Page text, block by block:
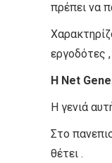
πρέπει να
εργοδότες
H Net
Η γενιά
Στο
θέτει .